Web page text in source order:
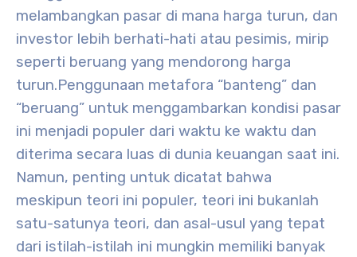
melambangkan pasar di mana harga turun, dan
investor lebih berhati-hati atau pesimis, mirip
seperti beruang yang mendorong harga
turun.Penggunaan metafora “banteng” dan
“beruang” untuk menggambarkan kondisi pasar
ini menjadi populer dari waktu ke waktu dan
diterima secara luas di dunia keuangan saat ini.
Namun, penting untuk dicatat bahwa
meskipun teori ini populer, teori ini bukanlah
satu-satunya teori, dan asal-usul yang tepat
dari istilah-istilah ini mungkin memiliki banyak